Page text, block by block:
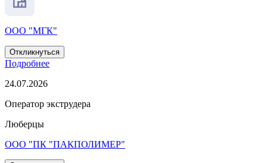
ООО "МГК"
Откликнуться
Подробнее
24.07.2026
Оператор экструдера
Люберцы
ООО "ПК "ПАКПОЛИМЕР"